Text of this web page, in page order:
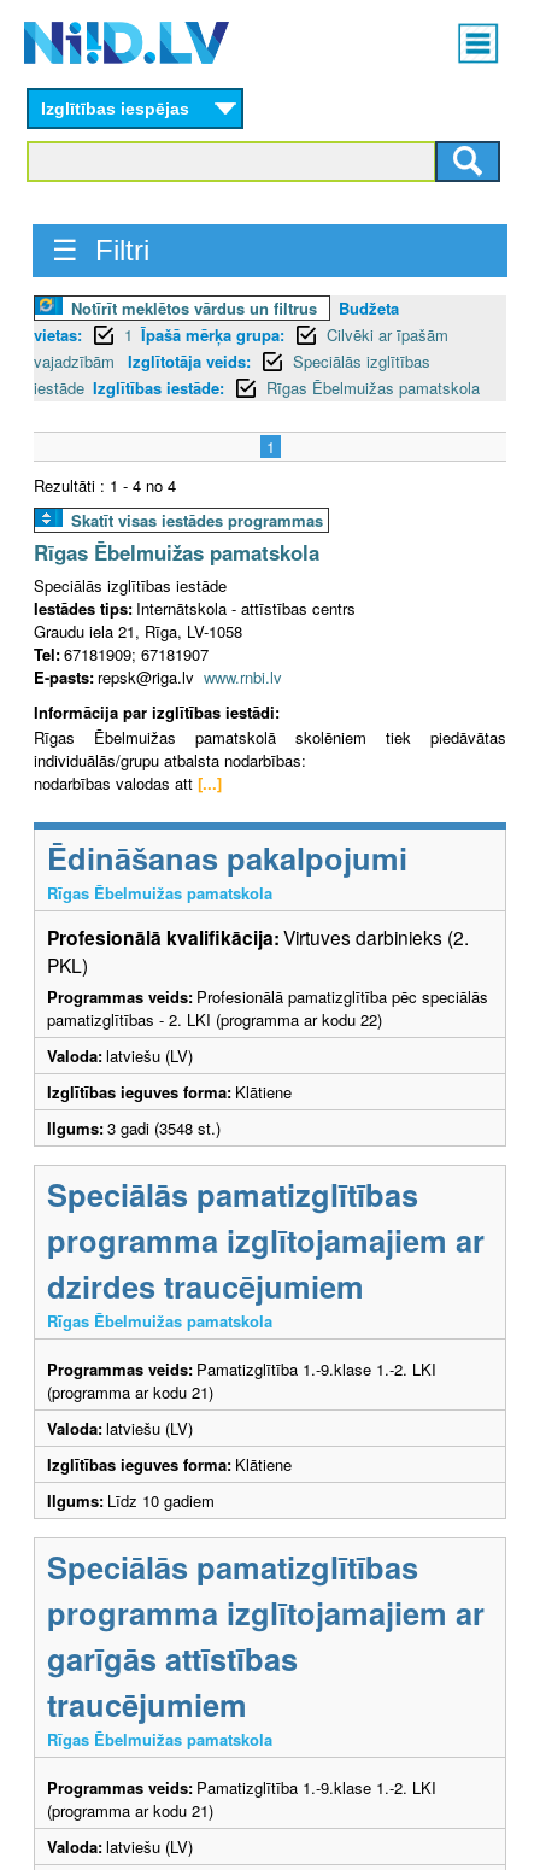
content
Main
menu
Izglītības iespējas
☰ Filtri
Notīrīt meklētos vārdus un filtrus
Budžeta
vietas:
1 Īpašā mērķa grupa:
Cilvēki ar īpašām
vajadzībām
Izglītotāja veids:
Speciālās izglītības
iestāde Izglītības iestāde: Rīgas Ēbelmuižas pamatskola
1
Rezultāti : 1 - 4 no 4
Skatīt visas iestādes programmas
Rīgas Ēbelmuižas pamatskola
Speciālās izglītības iestāde
Iestādes tips: Internātskola - attīstības centrs
Graudu iela 21, Rīga, LV-1058
Tel:67181909; 67181907
E-pasts: repsk@riga.lv www.rnbi.lv
Informācija par izglītības iestādi:
Rīgas Ēbelmuižas pamatskolā skolēniem tiek piedāvātas
individuālās/grupu atbalsta nodarbības:
nodarbības valodas att [...]
Ēdināšanas pakalpojumi
Rīgas Ēbelmuižas pamatskola
Profesionālā kvalifikācija:Virtuves darbinieks (2.
PKL)
Programmas veids: Profesionālā pamatizglītība pēc speciālās
pamatizglītības - 2. LKI (programma ar kodu 22)
Valoda:latviešu (LV)
Izglītības ieguves forma: Klātiene
Ilgums:3 gadi (3548 st.)
Speciālās pamatizglītības
programma izglītojamajiem ar
dzirdes traucējumiem
Rīgas Ēbelmuižas pamatskola
Programmas veids: Pamatizglītība 1.-9.klase 1.-2. LKI
(programma ar kodu 21)
Valoda:latviešu (LV)
Izglītības ieguves forma: Klātiene
Ilgums: Līdz 10 gadiem
Speciālās pamatizglītības
programma izglītojamajiem ar
garīgās attīstības
traucējumiem
Rīgas Ēbelmuižas pamatskola
Programmas veids: Pamatizglītība 1.-9.klase 1.-2. LKI
(programma ar kodu 21)
Valoda:latviešu (LV)